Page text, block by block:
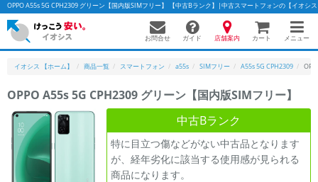
OPPO A55s 5G CPH2309 グリーン【国内版SIMフリー】 【中古Bランク】|中古スマートフォンの【イオシ
お問合せ ガイド 店舗案内 カート メニュー
イオシス 【ホーム】 商品一覧 スマートフォン a55s SIMフリー A55s 5G CPH2309
OPPO A55s 5G CPH2309 グリーン【国内版SIMフリー】
中古Bランク
特に目立つ傷などがない中古品となります
が、経年劣化に該当する使用感が見られる
商品になります。
かんたんパソコン検索に切り替える
フリーワード